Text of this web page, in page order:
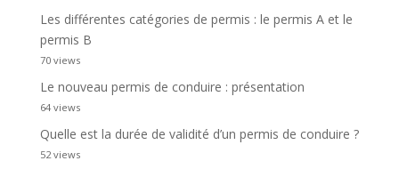
Les différentes catégories de permis : le permis A et le
permis B
70 views
Le nouveau permis de conduire : présentation
64 views
Quelle est la durée de validité d’un permis de conduire ?
52 views